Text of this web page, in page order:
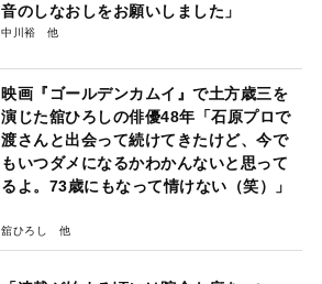
音のしなおしをお願いしました」
中川裕
映画『ゴールデンカムイ』で土方歳三を
演じた舘ひろしの俳優48年「石原プロで
渡さんと出会って続けてきたけど、今で
もいつダメになるかわかんないと思って
るよ。73歳にもなって情けない（笑）」
舘ひろし